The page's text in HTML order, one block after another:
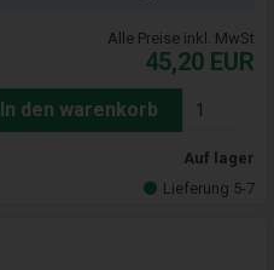
Alle Preise inkl. MwSt
45,20 EUR
In den warenkorb
Auf lager
Lieferung 5-7